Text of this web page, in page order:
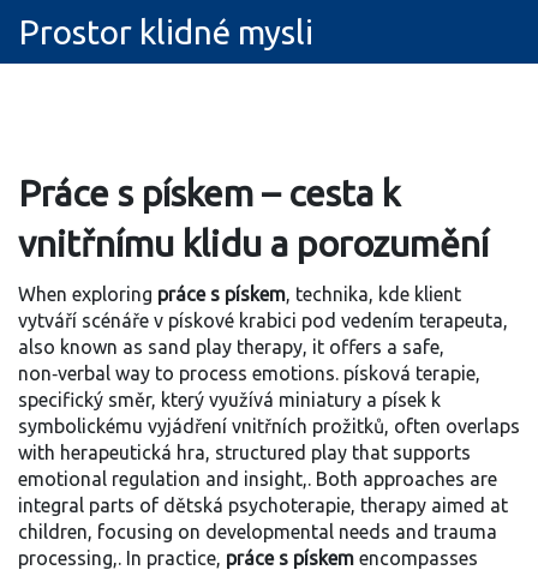
Prostor klidné mysli
Práce s pískem – cesta k
vnitřnímu klidu a porozumění
When exploring práce s pískem, technika, kde klient
vytváří scénáře v pískové krabici pod vedením terapeuta,
also known as sand play therapy, it offers a safe,
non‑verbal way to process emotions. písková terapie,
specifický směr, který využívá miniatury a písek k
symbolickému vyjádření vnitřních prožitků, often overlaps
with herapeutická hra, structured play that supports
emotional regulation and insight,. Both approaches are
integral parts of dětská psychoterapie, therapy aimed at
children, focusing on developmental needs and trauma
processing,. In practice, práce s pískem encompasses